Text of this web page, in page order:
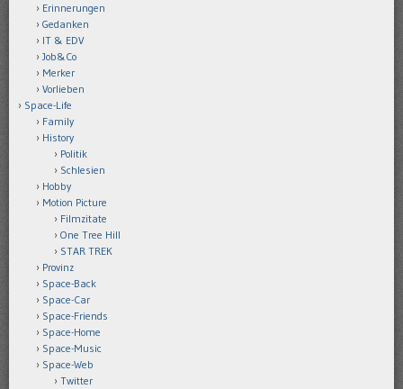
Erinnerungen
Gedanken
IT & EDV
Job&Co
Merker
Vorlieben
Space-Life
Family
History
Politik
Schlesien
Hobby
Motion Picture
Filmzitate
One Tree Hill
STAR TREK
Provinz
Space-Back
Space-Car
Space-Friends
Space-Home
Space-Music
Space-Web
Twitter